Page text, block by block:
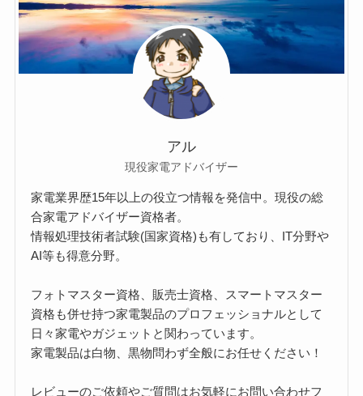
アル
現役家電アドバイザー
家電業界歴15年以上の役立つ情報を発信中。現役の総
合家電アドバイザー資格者。
情報処理技術者試験(国家資格)も有しており、IT分野や
AI等も得意分野。
フォトマスター資格、販売士資格、スマートマスター
資格も併せ持つ家電製品のプロフェッショナルとして
日々家電やガジェットと関わっています。
家電製品は白物、黒物問わず全般にお任せください！
レビューのご依頼やご質問はお気軽にお問い合わせフ